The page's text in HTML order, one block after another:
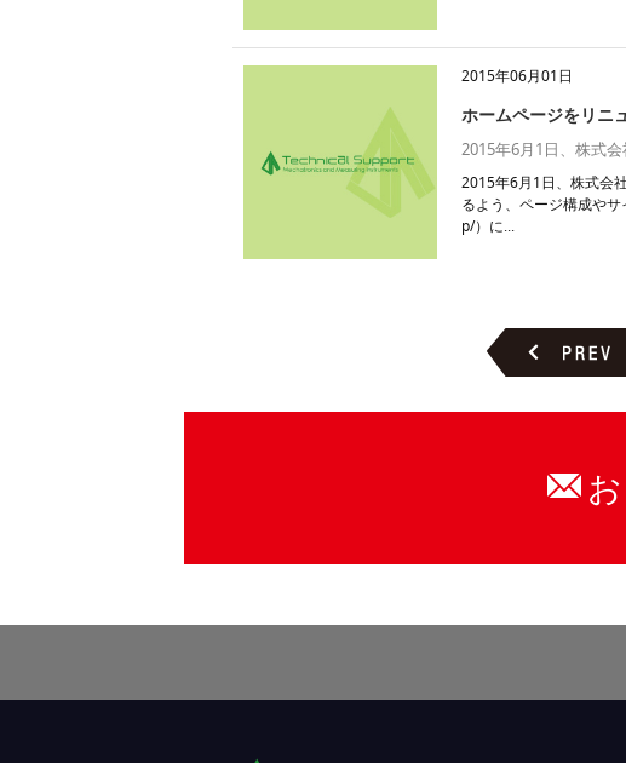
2015年06月01日
ホームページをリニ
2015年6月1日、株式
2015年6月1日、株式会
るよう、ページ構成や
p/）に...